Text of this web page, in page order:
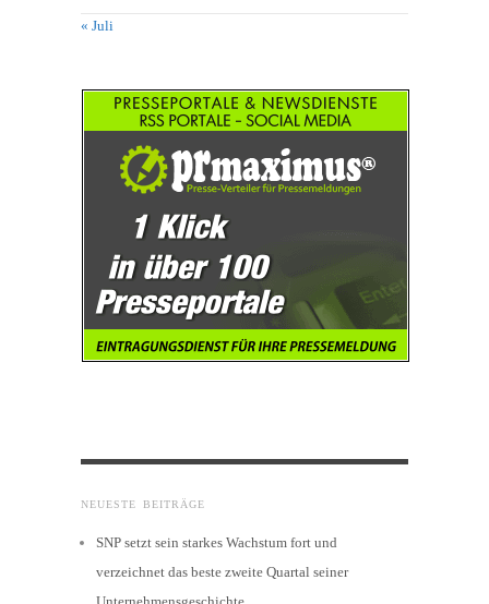
« Juli
NEUESTE BEITRÄGE
SNP setzt sein starkes Wachstum fort und
verzeichnet das beste zweite Quartal seiner